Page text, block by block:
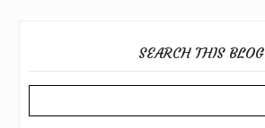
SEARCH THIS BLOG